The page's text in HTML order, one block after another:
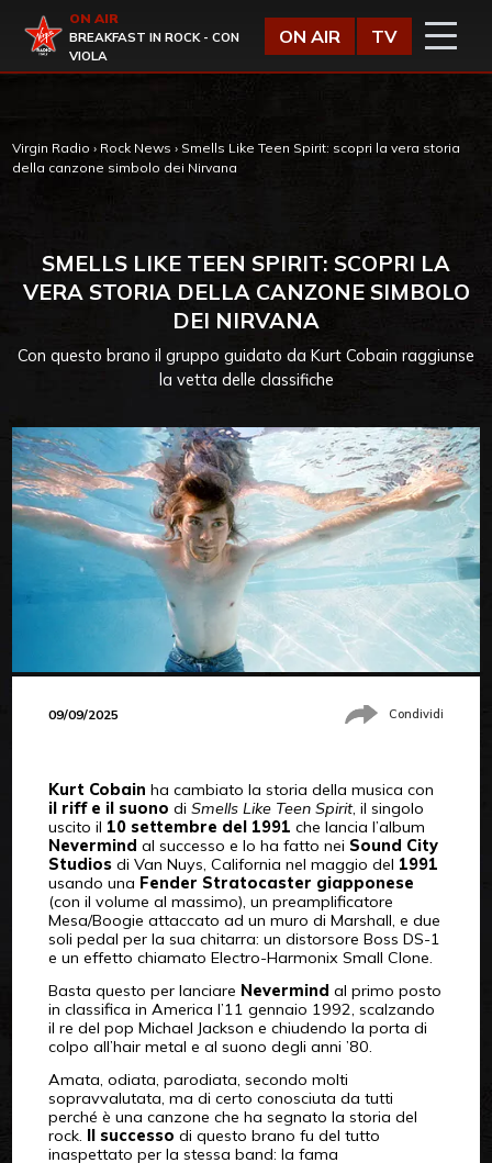
Virgin Radio
ON AIR
BREAKFAST IN ROCK - CON
VIOLA
ON AIR TV
Virgin Radio › Rock News › Smells Like Teen Spirit: scopri la vera storia
della canzone simbolo dei Nirvana
SMELLS LIKE TEEN SPIRIT: SCOPRI LA
VERA STORIA DELLA CANZONE SIMBOLO
DEI NIRVANA
Con questo brano il gruppo guidato da Kurt Cobain raggiunse
la vetta delle classifiche
09/09/2025 Condividi
Kurt Cobain ha cambiato la storia della musica con
il riff e il suono di Smells Like Teen Spirit, il singolo
uscito il 10 settembre del 1991 che lancia l’album
Nevermind al successo e lo ha fatto nei Sound City
Studiosdi Van Nuys, California nel maggio del 1991
usando una Fender Stratocaster giapponese
(con il volume al massimo), un preamplificatore
Mesa/Boogie attaccato ad un muro di Marshall, e due
soli pedal per la sua chitarra: un distorsore Boss DS-1
e un effetto chiamato Electro-Harmonix Small Clone.
Basta questo per lanciare Nevermind al primo posto
in classifica in America l’11 gennaio 1992, scalzando
il re del pop Michael Jackson e chiudendo la porta di
colpo all’hair metal e al suono degli anni ’80.
Amata, odiata, parodiata, secondo molti
sopravvalutata, ma di certo conosciuta da tutti
perché è una canzone che ha segnato la storia del
rock. Il successo di questo brano fu del tutto
inaspettato per la stessa band: la fama